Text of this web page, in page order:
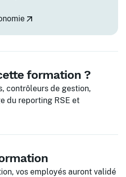
formation ?
contrôleurs de gestion,
du reporting RSE et
vos employés auront validé